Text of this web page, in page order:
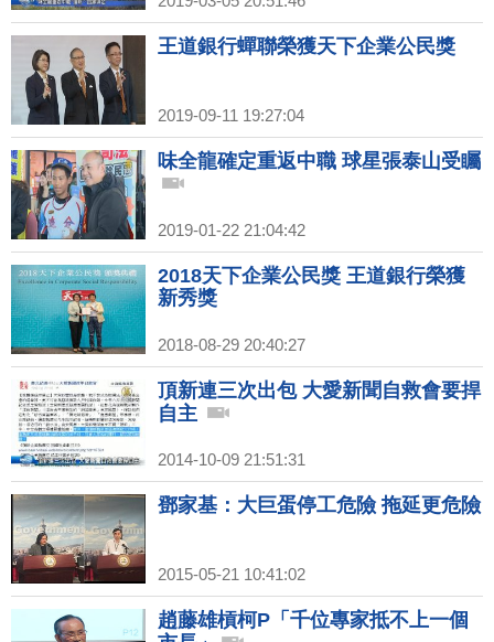
王道銀行蟬聯榮獲天下企業公民獎
2019-09-11 19:27:04
味全龍確定重返中職 球星張泰山受矚
2019-01-22 21:04:42
2018天下企業公民獎 王道銀行榮獲
新秀獎
2018-08-29 20:40:27
頂新連三次出包 大愛新聞自救會要捍
自主
2014-10-09 21:51:31
鄧家基：大巨蛋停工危險 拖延更危險
2015-05-21 10:41:02
趙藤雄槓柯P「千位專家抵不上一個